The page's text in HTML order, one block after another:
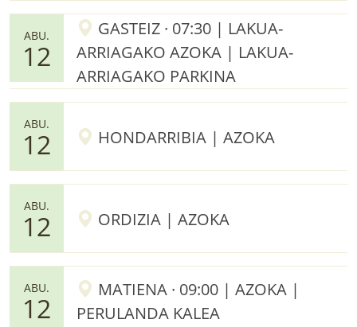
ABU.
12
GASTEIZ · 07:30 | LAKUA-
ARRIAGAKO AZOKA | LAKUA-
ARRIAGAKO PARKINA
ABU.
12 HONDARRIBIA | AZOKA
ABU.
12 ORDIZIA | AZOKA
ABU.
12
MATIENA · 09:00 | AZOKA |
PERULANDA KALEA